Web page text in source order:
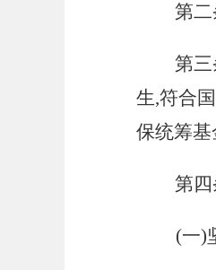
第
第
生,符合
保统筹基
第
(一)